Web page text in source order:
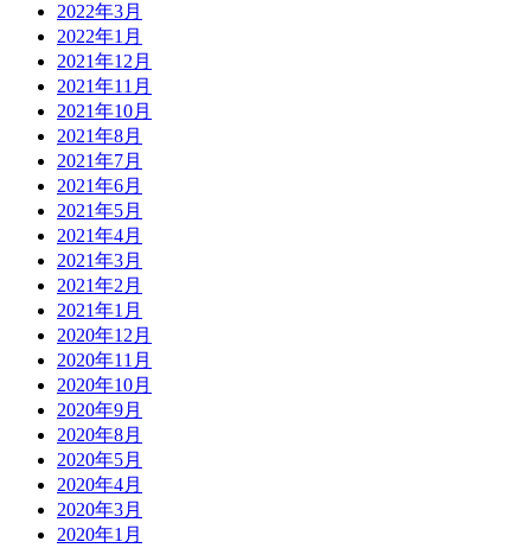
2022年3月
2022年1月
2021年12月
2021年11月
2021年10月
2021年8月
2021年7月
2021年6月
2021年5月
2021年4月
2021年3月
2021年2月
2021年1月
2020年12月
2020年11月
2020年10月
2020年9月
2020年8月
2020年5月
2020年4月
2020年3月
2020年1月